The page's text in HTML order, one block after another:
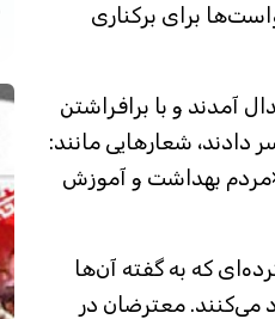
برای برکناری
آمدند و با برافراشتن
شعارهایی مانند:
بهداشت و آموزش
که به گفته آن‌ها
می‌کنند. معترضان در